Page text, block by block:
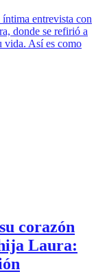
entrevista con
donde se refirió a
vida. Así es como
corazón
Laura: